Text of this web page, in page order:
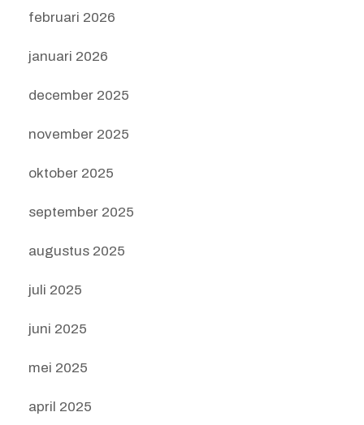
februari 2026
januari 2026
december 2025
november 2025
oktober 2025
september 2025
augustus 2025
juli 2025
juni 2025
mei 2025
april 2025